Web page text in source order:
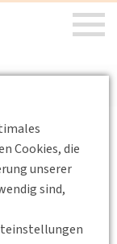
Cookies, die
unserer
sind,